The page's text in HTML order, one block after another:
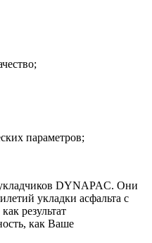
параметров;
DYNAPAC. Они
укладки асфальта с
результат
как Ваше